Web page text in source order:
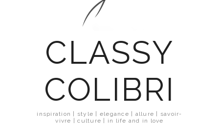
CLASSY
COLIBRI
inspiration | style | elegance | allure | savoir-
vivre | culture | in life and in love